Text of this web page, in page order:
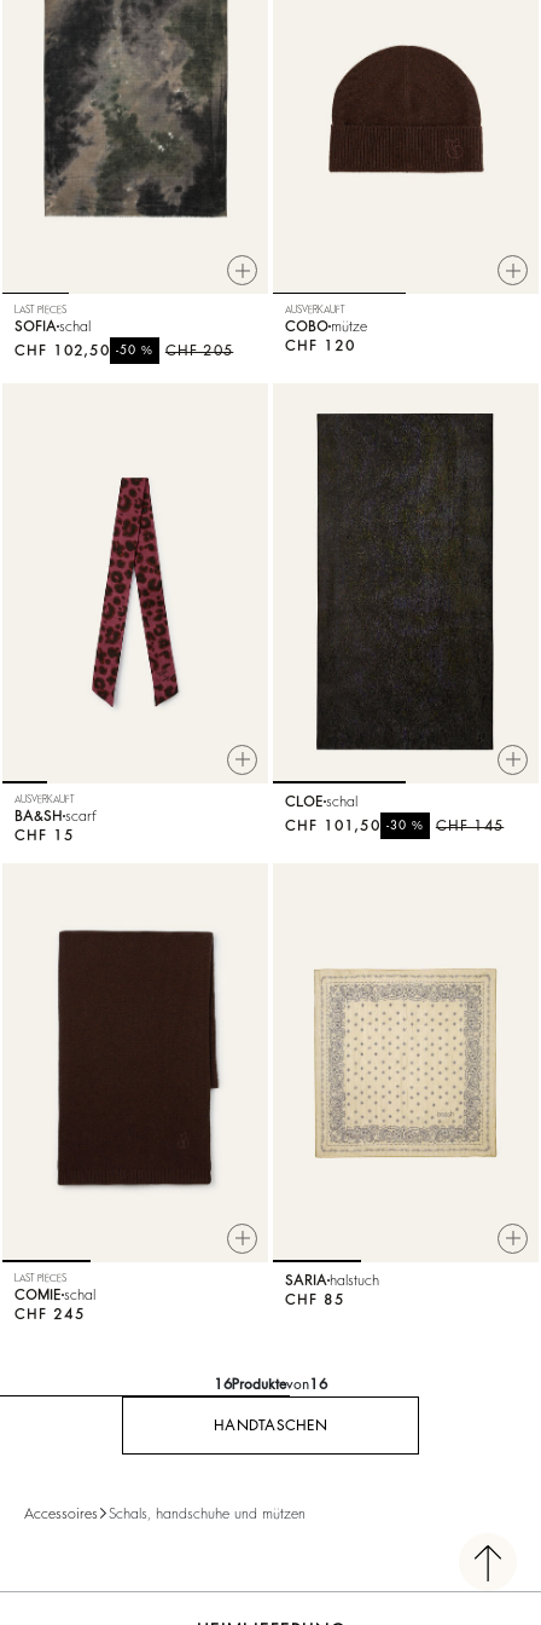
LAST PIECES
SOFIA schal
CHF 205
-50 %
CHF 102,50
AUSVERKAUFT
COBO mütze
CHF 120
AUSVERKAUFT
BA&SH scarf
CHF 15
CLOE schal
CHF 145
-30 %
CHF 101,50
LAST PIECES
COMIE schal
CHF 245
SARIA halstuch
CHF 85
16Produktevon16
HANDTASCHEN
Accessoires Schals, handschuhe und mützen